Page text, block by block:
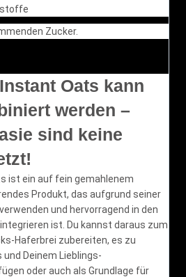
Zucker.
Oats kann
werden –
sind keine
ist ein auf fein gemahlenem
Produkt, das aufgrund seiner
und hervorragend in den
ist. Du kannst daraus zum
Haferbrei zubereiten, es zu
Deinem Lieblings-
oder auch als Grundlage für